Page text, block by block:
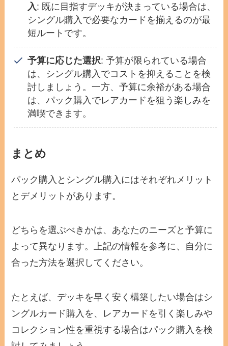
入: 既に目指すデッキが決まっている場合は、
シングル購入で必要なカードを揃えるのが最
短ルートです。
予算に応じた選択: 予算が限られている場合
は、シングル購入でコストを抑えることを検
討しましょう。一方、予算に余裕がある場合
は、パック購入でレアカードを狙う楽しみを
満喫できます。
まとめ
パック購入とシングル購入にはそれぞれメリット
とデメリットがあります。
どちらを選ぶべきかは、あなたのニーズと予算に
よって異なります。上記の情報を参考に、自分に
合った方法を選択してください。
たとえば、デッキを早く安く構築したい場合はシ
ングルカード購入を、レアカードを引く楽しみや
コレクション性を重視する場合はパック購入を検